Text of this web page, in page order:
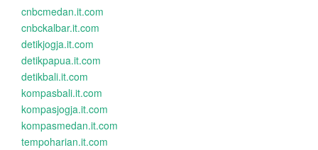
cnbcmedan.it.com
cnbckalbar.it.com
detikjogja.it.com
detikpapua.it.com
detikbali.it.com
kompasbali.it.com
kompasjogja.it.com
kompasmedan.it.com
tempoharian.it.com